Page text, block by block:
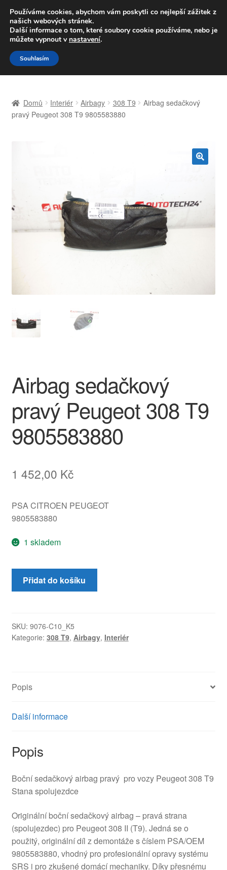
DOPRAVA od 139,-Kč
Volejte po-pá 9-16 704 494 494
Přeskočit
na
navigaci
Přejít
k
obsahu
Celosvětová doprava
Košík
Můj účet
Platby
Reklamace
Reklamační řád
Vrakoviště Citroën
Domů Interiér Airbagy 308 T9
Airbag sedačkový
pravý Peugeot 308 T9 9805583880
Airbag sedačkový
pravý Peugeot 308 T9
9805583880
1 452,00 Kč
PSA CITROEN PEUGEOT
9805583880
1 skladem
Airbag
sedačkový
308
T9
Přidat do košíku
SKU: 9076-C10_K5
Kategorie: 308 T9, Airbagy, Interiér
Popis
Další informace
Popis
Boční sedačkový airbag pravý pro vozy Peugeot 308 T9
Stana spolujezdce
Originální boční sedačkový airbag – pravá strana
(spolujezdec) pro Peugeot 308 II (T9). Jedná se o
použitý, originální díl z demontáže s číslem PSA/OEM
9805583880, vhodný pro profesionální opravy systému
SRS i pro zkušené domácí mechaniky. Díky přesnému
Používáme cookies, abychom vám poskytli co nejlepší zážitek z
našich webových stránek.
Další informace o tom, které soubory cookie používáme, nebo je
můžete vypnout v nastavení.
Souhlasím